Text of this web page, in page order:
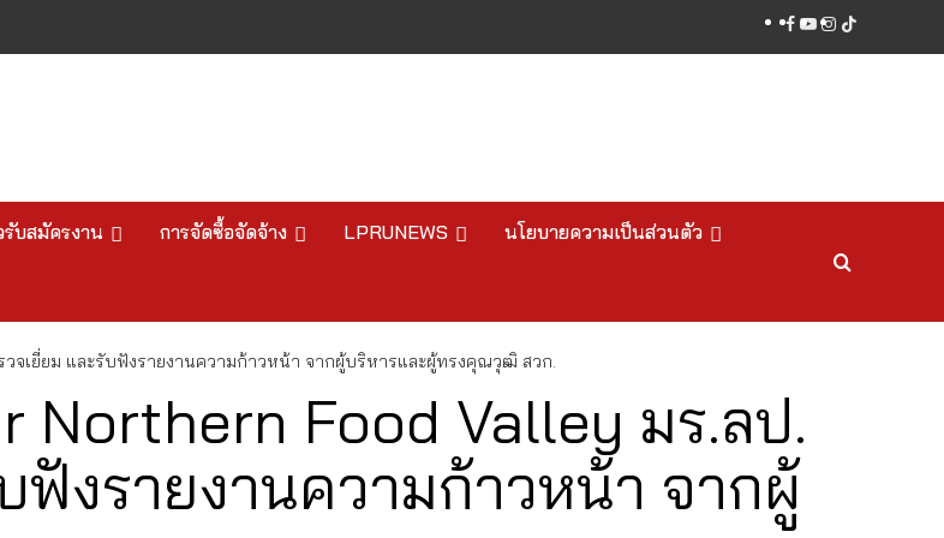
facebook
youtube
instagram
tiktok
รับสมัครงาน การจัดซื้อจัดจ้าง LPRUNEWS นโยบายความเป็นส่วนตัว
ตรวจเยี่ยม และรับฟังรายงานความก้าวหน้า จากผู้บริหารและผู้ทรงคุณวุฒิ สวก.
Northern Food Valley มร.ลป.
ฟังรายงานความก้าวหน้า จากผู้